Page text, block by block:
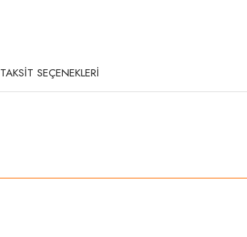
TAKSİT SEÇENEKLERİ